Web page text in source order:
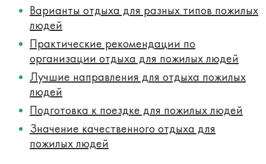
Варианты отдыха для разных типов пожилых
людей
Практические рекомендации по
организации отдыха для пожилых людей
Лучшие направления для отдыха пожилых
людей
Подготовка к поездке для пожилых людей
Значение качественного отдыха для
пожилых людей